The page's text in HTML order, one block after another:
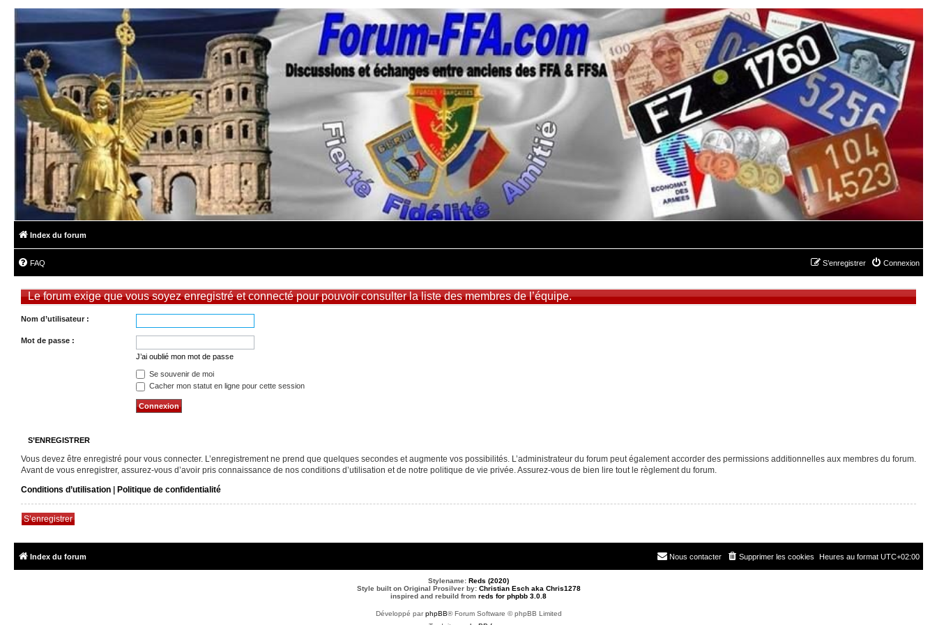
Index du forum
FAQ Connexion
S’enregistrer
Le forum exige que vous soyez enregistré et connecté pour pouvoir consulter la liste des membres de l’équipe.
Nom d’utilisateur :
Mot de passe :
J’ai oublié mon mot de passe
Se souvenir de moi
Cacher mon statut en ligne pour cette session
S’ENREGISTRER
Vous devez être enregistré pour vous connecter. L’enregistrement ne prend que quelques secondes et augmente vos possibilités. L’administrateur du forum peut également accorder des permissions additionnelles aux membres du forum.
Avant de vous enregistrer, assurez-vous d’avoir pris connaissance de nos conditions d’utilisation et de notre politique de vie privée. Assurez-vous de bien lire tout le règlement du forum.
Conditions d’utilisation | Politique de confidentialité
S’enregistrer
Index du forum Heures au format UTC+02:00
Supprimer les cookies
Nous contacter
Stylename: Reds (2020)
Style built on Original Prosilver by: Christian Esch aka Chris1278
inspired and rebuild from reds for phpbb 3.0.8
Développé parphpBB® Forum Software © phpBB Limited